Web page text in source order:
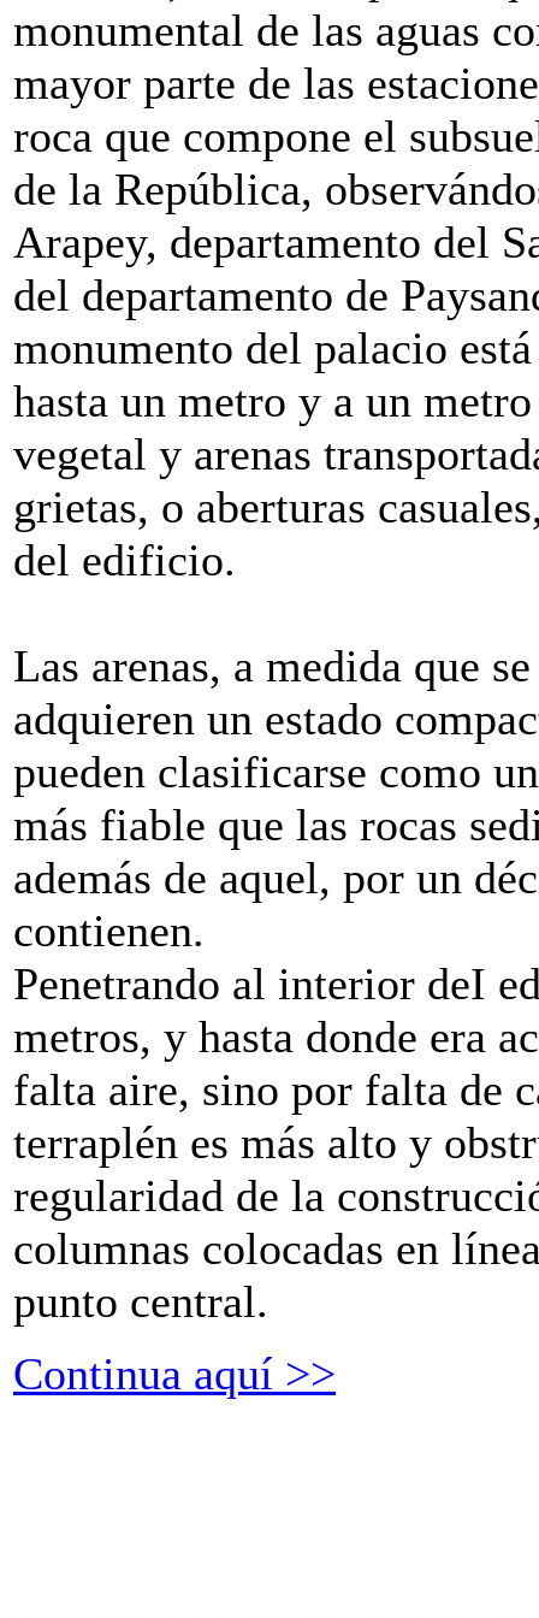
monumental de las aguas
mayor parte de las
roca que compone el
de la República,
Arapey, departamento del
del departamento de
monumento del palacio
hasta un metro y a un
vegetal y arenas
grietas, o aberturas
del edificio.
Las arenas, a medida que
adquieren un estado
pueden clasificarse como
más fiable que las rocas
además de aquel, por un
contienen.
Penetrando al interior deI
metros, y hasta donde era
falta aire, sino por falta de
terraplén es más alto y
regularidad de la
columnas colocadas en
punto central.
Continua aquí >>